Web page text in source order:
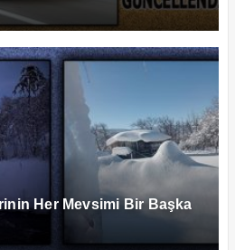
Her Mevsimi Bir Başka